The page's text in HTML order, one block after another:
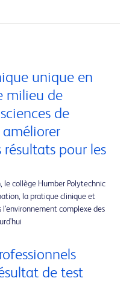
unique en
milieu de
de
résultats pour les
le collège Humber Polytechnic
la pratique clinique et
complexe des
de test